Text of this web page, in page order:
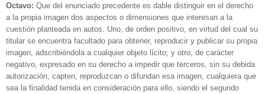
Octavo: Que del enunciado precedente es dable distinguir en el derecho
a la propia imagen dos aspectos o dimensiones que interesan a la
cuestión planteada en autos. Uno, de orden positivo, en virtud del cual su
titular se encuentra facultado para obtener, reproducir y publicar su propia
imagen, adscribiéndola a cualquier objeto lícito; y otro, de carácter
negativo, expresado en su derecho a impedir que terceros, sin su debida
autorización, capten, reproduzcan o difundan esa imagen, cualquiera que
sea la finalidad tenida en consideración para ello, siendo el segundo